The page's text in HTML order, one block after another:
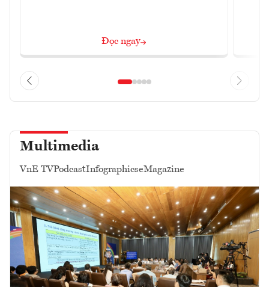
Đọc ngay
Multimedia
VnE TVPodcastInfographicseMagazine